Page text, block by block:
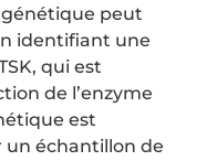
peut
identifiant une
qui est
de l’enzyme
est
un échantillon de